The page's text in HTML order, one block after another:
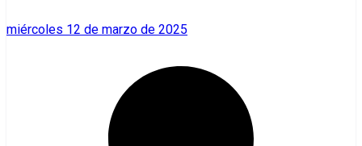
miércoles 12 de marzo de 2025